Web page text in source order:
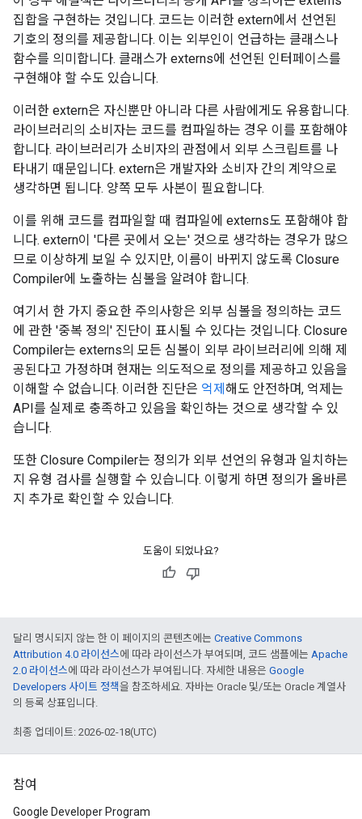
집합을 구현하는 것입니다. 코드는 이러한 extern에서 선언된
기호의 정의를 제공합니다. 이는 외부인이 언급하는 클래스나
함수를 의미합니다. 클래스가 externs에 선언된 인터페이스를
구현해야 할 수도 있습니다.
이러한 extern은 자신뿐만 아니라 다른 사람에게도 유용합니다.
라이브러리의 소비자는 코드를 컴파일하는 경우 이를 포함해야
합니다. 라이브러리가 소비자의 관점에서 외부 스크립트를 나
타내기 때문입니다. extern은 개발자와 소비자 간의 계약으로
생각하면 됩니다. 양쪽 모두 사본이 필요합니다.
이를 위해 코드를 컴파일할 때 컴파일에 externs도 포함해야 합
니다. extern이 '다른 곳에서 오는' 것으로 생각하는 경우가 많으
므로 이상하게 보일 수 있지만, 이름이 바뀌지 않도록 Closure
Compiler에 노출하는 심볼을 알려야 합니다.
여기서 한 가지 중요한 주의사항은 외부 심볼을 정의하는 코드
에 관한 '중복 정의' 진단이 표시될 수 있다는 것입니다. Closure
Compiler는 externs의 모든 심볼이 외부 라이브러리에 의해 제
공된다고 가정하며 현재는 의도적으로 정의를 제공하고 있음을
이해할 수 없습니다. 이러한 진단은 억제 해도 안전하며, 억제는
API를 실제로 충족하고 있음을 확인하는 것으로 생각할 수 있
습니다.
또한 Closure Compiler는 정의가 외부 선언의 유형과 일치하는
지 유형 검사를 실행할 수 있습니다. 이렇게 하면 정의가 올바른
지 추가로 확인할 수 있습니다.
도움이 되었나요?
달리 명시되지 않는 한 이 페이지의 콘텐츠에는 Creative Commons
Attribution 4.0 라이선스에 따라 라이선스가 부여되며, 코드 샘플에는 Apache
2.0 라이선스에 따라 라이선스가 부여됩니다. 자세한 내용은 Google
Developers 사이트 정책을 참조하세요. 자바는 Oracle 및/또는 Oracle 계열사
의 등록 상표입니다.
최종 업데이트: 2026-02-18(UTC)
참여
Google Developer Program